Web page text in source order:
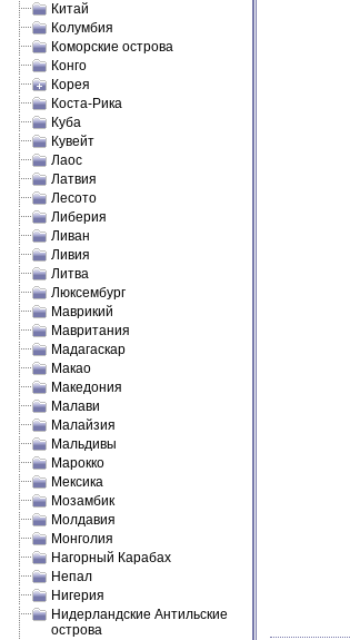
Китай
Колумбия
Коморские острова
Конго
Корея
Коста-Рика
Куба
Кувейт
Лаос
Латвия
Лесото
Либерия
Ливан
Ливия
Литва
Люксембург
Маврикий
Мавритания
Мадагаскар
Макао
Македония
Малави
Малайзия
Мальдивы
Марокко
Мексика
Мозамбик
Молдавия
Монголия
Нагорный Карабах
Непал
Нигерия
Нидерландские Антильские
острова